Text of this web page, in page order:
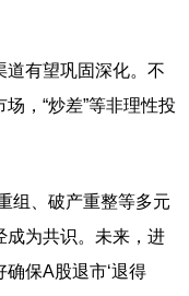
有望巩固深化。不
，“炒差”等非理性投
、破产重整等多元
成为共识。未来，进
保A股退市‘退得